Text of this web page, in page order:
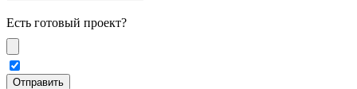
Есть готовый проект?